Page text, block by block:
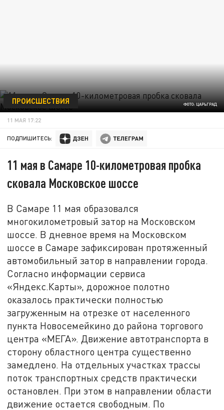
ФОТО: ЦАРЬГРАД
ПРОИСШЕСТВИЯ
11 МАЯ 17:22
ПОДПИШИТЕСЬ:
11 мая в Самаре 10-километровая пробка
сковала Московское шоссе
В Самаре 11 мая образовался
многокилометровый затор на Московском
шоссе. В дневное время на Московском
шоссе в Самаре зафиксирован протяженный
автомобильный затор в направлении города.
Согласно информации сервиса
«Яндекс.Карты», дорожное полотно
оказалось практически полностью
загруженным на отрезке от населенного
пункта Новосемейкино до района торгового
центра «МЕГА». Движение автотранспорта в
сторону областного центра существенно
замедлено. На отдельных участках трассы
поток транспортных средств практически
остановлен. При этом в направлении области
движение остается свободным. По